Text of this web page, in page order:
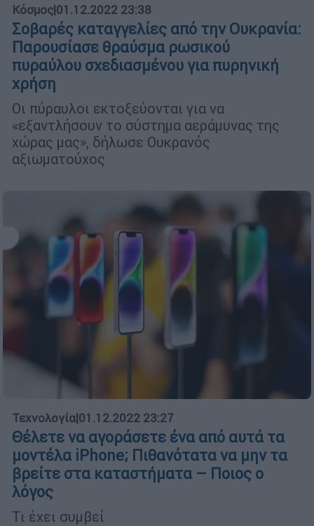
Κόσμος|01.12.2022 23:38
Σοβαρές καταγγελίες από την Ουκρανία:
Παρουσίασε θραύσμα ρωσικού
πυραύλου σχεδιασμένου για πυρηνική
χρήση
Οι πύραυλοι εκτοξεύονται για να
«εξαντλήσουν το σύστημα αεράμυνας της
χώρας μας», δήλωσε Ουκρανός
αξιωματούχος
Τεχνολογία|01.12.2022 23:27
Θέλετε να αγοράσετε ένα από αυτά τα
μοντέλα iPhone; Πιθανότατα να μην τα
βρείτε στα καταστήματα – Ποιος ο
λόγος
Τι έχει συμβεί